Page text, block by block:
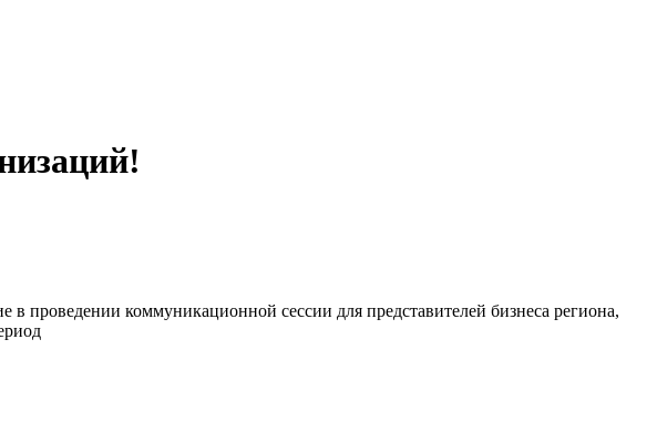
проведении коммуникационной сессии для представителей бизнеса региона,